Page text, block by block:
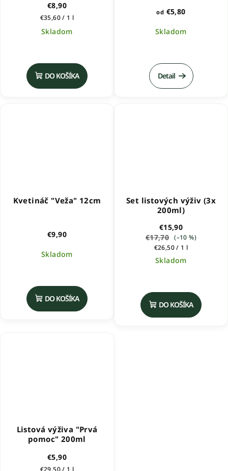
€8,90
Jednotková
cena:
€35,60 / 1 l
Skladom
produktu
je
5,0
DO KOŠÍKA
od €5,80
Skladom
produktu
je
5,0
Detail
Kvetináč "Veža" 12cm
€9,90
Skladom
DO KOŠÍKA
Set listových výživ (3x
200ml)
€15,90
€17,70 (–10 %)
Jednotková
cena:
€26,50 / 1 l
Skladom
produktu
je
5,0
DO KOŠÍKA
Listová výživa "Prvá
pomoc" 200ml
€5,90
Jednotková
€29,50 / 1 l